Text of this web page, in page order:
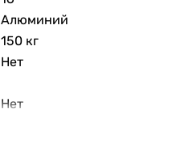
Алюминий
150 кг
Нет
Нет